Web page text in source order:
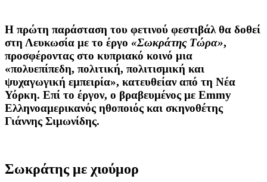
Η πρώτη παράσταση του φετινού φεστιβάλ θα δοθεί
στη Λευκωσία με το έργο «Σωκράτης Τώρα»,
προσφέροντας στο κυπριακό κοινό μια
«πολυεπίπεδη, πολιτική, πολιτισμική και
ψυχαγωγική εμπειρία», κατευθείαν από τη Νέα
Υόρκη. Επί το έργον, ο βραβευμένος με Emmy
Ελληνοαμερικανός ηθοποιός και σκηνοθέτης
Γιάννης Σιμωνίδης.
Σωκράτης με χιούμορ